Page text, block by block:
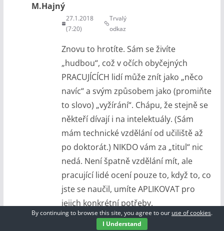
M.Hajný
27.1.2018
(7:20)
Trvalý
odkaz
Znovu to hrotíte. Sám se živíte
„hudbou“, což v očích obyčejných
PRACUJÍCÍCH lidí může znít jako „něco
navíc“ a svým způsobem jako (promiňte
to slovo) „vyžírání“. Chápu, že stejně se
někteří dívají i na intelektuály. (Sám
mám technické vzdělání od učiliště až
po doktorát.) NIKDO vám za „titul“ nic
nedá. Není špatně vzdělání mít, ale
pracující lidé ocení pouze to, když to, co
jste se naučil, umíte APLIKOVAT pro
jejich konkrétní potřeby.
Z tohoto pohledu je „stažení králíka“
By continuing to browse this site, you agree to our use of cookies.
I Understand